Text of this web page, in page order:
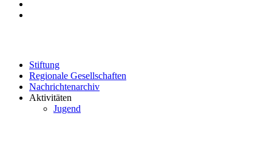
Stiftung
Regionale Gesellschaften
Nachrichtenarchiv
Aktivitäten
Jugend